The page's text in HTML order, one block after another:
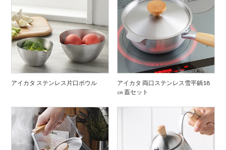
アイカタ ステンレス片口ボウル
アイカタ 両口ステンレス雪平鍋18
㎝ 蓋セット